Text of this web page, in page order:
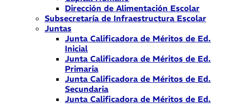
Dirección de Alimentación Escolar
Subsecretaría de Infraestructura Escolar
Juntas
Junta Calificadora de Méritos de Ed.
Inicial
Junta Calificadora de Méritos de Ed.
Primaria
Junta Calificadora de Méritos de Ed.
Secundaria
Junta Calificadora de Méritos de Ed.